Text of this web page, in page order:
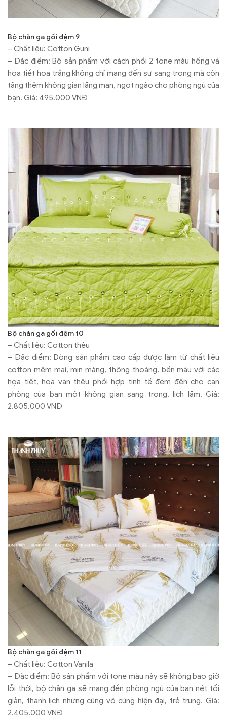
Bộ chăn ga gối đệm 9
– Chất liệu: Cotton Guni
– Đặc điểm: Bộ sản phẩm với cách phối 2 tone màu hồng và
họa tiết hoa trắng không chỉ mang đến sự sang trọng mà còn
tăng thêm không gian lãng mạn, ngọt ngào cho phòng ngủ của
bạn. Giá: 495.000 VNĐ
Bộ chăn ga gối đệm 10
– Chất liệu: Cotton thêu
– Đặc điểm: Dòng sản phẩm cao cấp được làm từ chất liệu
cotton mềm mại, mịn màng, thông thoáng, bền màu với các
họa tiết, hoa văn thêu phối hợp tinh tế đem đến cho căn
phòng của bạn một không gian sang trọng, lịch lãm. Giá:
2.805.000 VNĐ
Bộ chăn ga gối đệm 11
– Chất liệu: Cotton Vanila
– Đặc điểm: Bộ sản phẩm với tone màu này sẽ không bao giờ
lỗi thời, bộ chăn ga sẽ mang đến phòng ngủ của bạn nét tối
giản, thanh lịch nhưng cũng vô cùng hiện đại, trẻ trung. Giá:
2.405.000 VNĐ